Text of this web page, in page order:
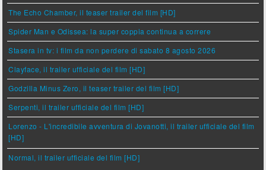
The Echo Chamber, il teaser trailer del film [HD]
Spider Man e Odissea: la super coppia continua a correre
Stasera in tv: i film da non perdere di sabato 8 agosto 2026
Clayface, il trailer ufficiale del film [HD]
Godzilla Minus Zero, il teaser trailer del film [HD]
Serpenti, il trailer ufficiale del film [HD]
Lorenzo - L'incredibile avventura di Jovanotti, il trailer ufficiale del film
[HD]
Normal, il trailer ufficiale del film [HD]